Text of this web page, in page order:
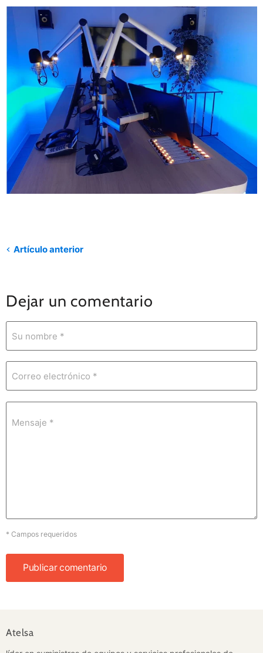
Artículo anterior
Dejar un comentario
Su nombre *
Correo electrónico *
Mensaje *
* Campos requeridos
Publicar comentario
Atelsa